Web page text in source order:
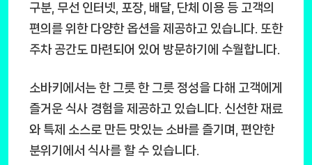
구분, 무선 인터넷, 포장, 배달, 단체 이용 등 고객의
편의를 위한 다양한 옵션을 제공하고 있습니다. 또한
주차 공간도 마련되어 있어 방문하기에 수월합니다.
소바키에서는 한 그릇 한 그릇 정성을 다해 고객에게
즐거운 식사 경험을 제공하고 있습니다. 신선한 재료
와 특제 소스로 만든 맛있는 소바를 즐기며, 편안한
분위기에서 식사를 할 수 있습니다.